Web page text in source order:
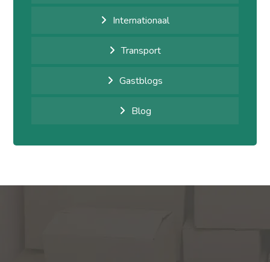
Internationaal
Transport
Gastblogs
Blog